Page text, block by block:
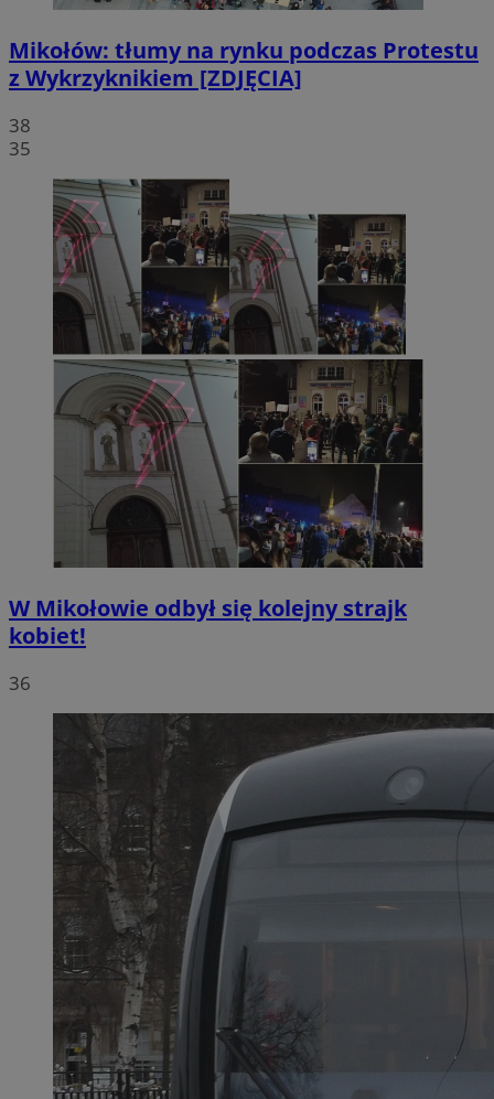
Mikołów: tłumy na rynku podczas Protestu
z Wykrzyknikiem [ZDJĘCIA]
38
35
W Mikołowie odbył się kolejny strajk
kobiet!
36